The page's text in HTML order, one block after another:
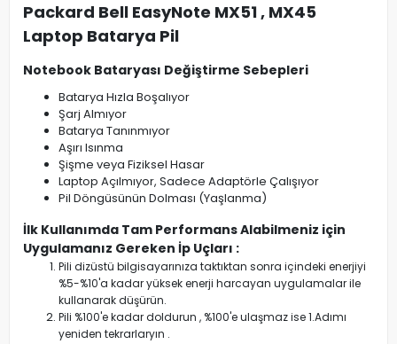
Packard Bell EasyNote MX51 , MX45
Laptop Batarya Pil
Notebook Bataryası Değiştirme Sebepleri
Batarya Hızla Boşalıyor
Şarj Almıyor
Batarya Tanınmıyor
Aşırı Isınma
Şişme veya Fiziksel Hasar
Laptop Açılmıyor, Sadece Adaptörle Çalışıyor
Pil Döngüsünün Dolması (Yaşlanma)
İlk Kullanımda Tam Performans Alabilmeniz için
Uygulamanız Gereken İp Uçları :
Pili dizüstü bilgisayarınıza taktıktan sonra içindeki enerjiyi
%5-%10'a kadar yüksek enerji harcayan uygulamalar ile
kullanarak düşürün.
Pili %100'e kadar doldurun , %100'e ulaşmaz ise 1.Adımı
yeniden tekrarlaryın .